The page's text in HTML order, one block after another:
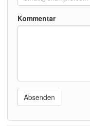
Kommentar
Absenden